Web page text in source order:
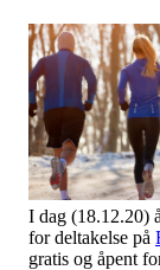
I dag (18.12.20)
for deltakelse på
gratis og åpent